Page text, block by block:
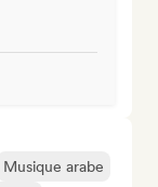
Musique arabe